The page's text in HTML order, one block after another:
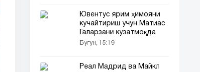
Ювентус ярим ҳимояни
кучайтириш учун Матиас
Галарзани кузатмоқда
Бугун, 15:19
Реал Мадрид ва Майкл